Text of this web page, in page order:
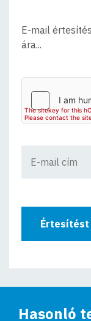
E-mail
ára...
Értesítést
Hasonló